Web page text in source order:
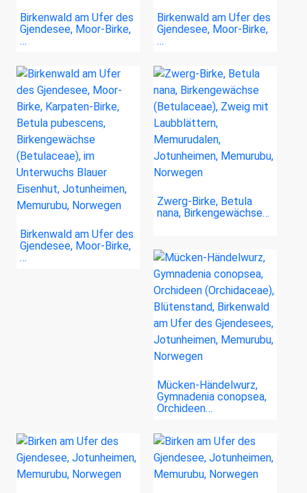
Birkenwald am Ufer des
Gjendesee, Moor-Birke,
…
Birkenwald am Ufer des
Gjendesee, Moor-Birke,
…
Birkenwald am Ufer des
Gjendesee, Moor-Birke,
…
Zwerg-Birke, Betula
nana, Birkengewächse…
Mücken-Händelwurz,
Gymnadenia conopsea,
Orchideen…